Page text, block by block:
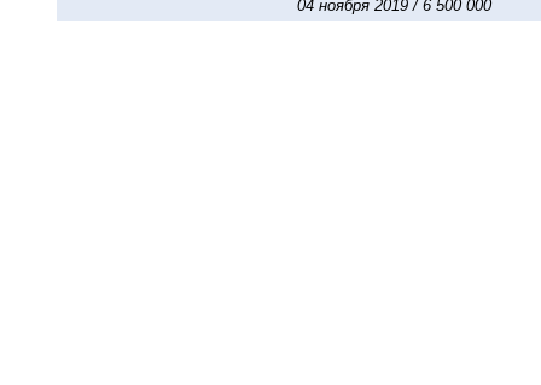
04 ноября 2019 / 6 500 000